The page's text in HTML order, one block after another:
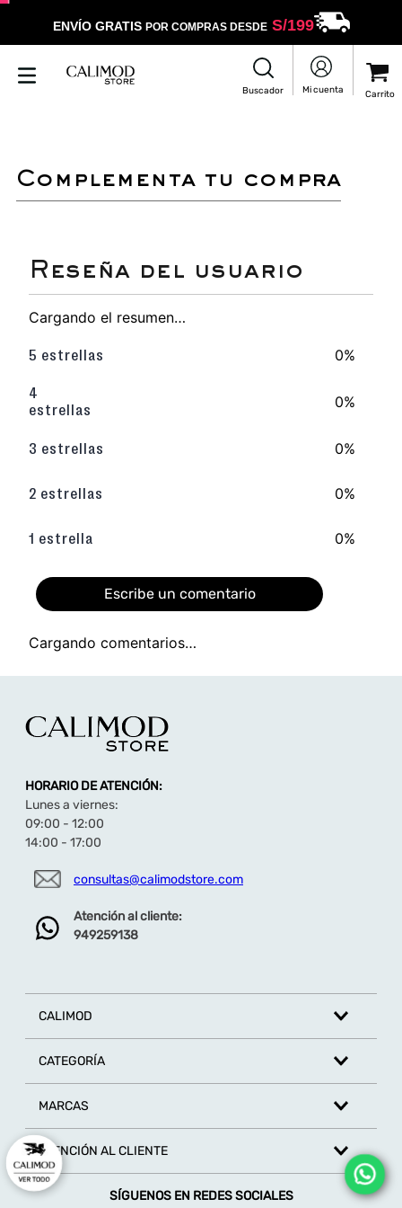
ENVÍO GRATIS POR COMPRAS DESDES/199
complementa tu compra
Cargando el resumen…
5 estrellas 0%
4
estrellas
0%
3 estrellas 0%
2 estrellas 0%
1 estrella 0%
Escribe un comentario
Título
Califica el producto de 1 a 5 estrellas
★★
Tu nombre
Dirección de email
Escribe un comentario
ENVIAR COMENTARIO
Cargando comentarios…
HORARIO DE ATENCIÓN:
Lunes a viernes:
09:00 - 12:00
14:00 - 17:00
consultas@calimodstore.com
Atención al cliente:
949259138
CALIMOD
CATEGORÍA
MARCAS
ATENCIÓN AL CLIENTE
SÍGUENOS EN REDES SOCIALES